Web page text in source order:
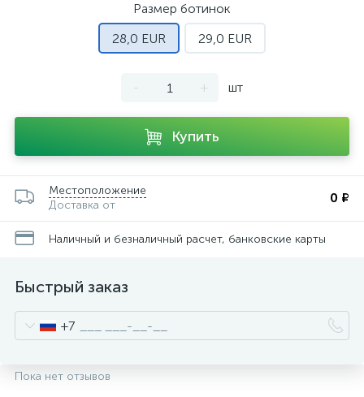
Размер ботинок
28,0 EUR
29,0 EUR
- + шт
Купить
Местоположение
Доставка от
0 ₽
Наличный и безналичный расчет, банковские карты
Быстрый заказ
+7
Пока нет отзывов